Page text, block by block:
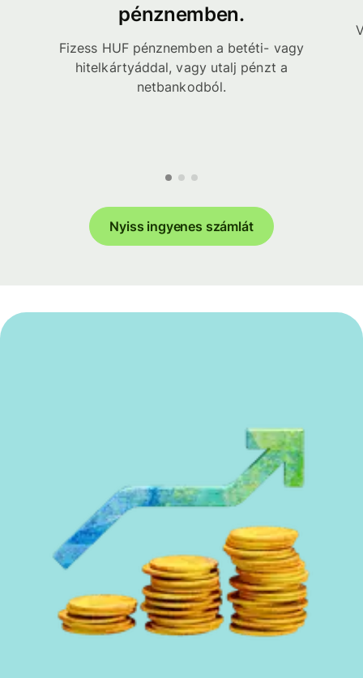
pénznemben.
Fizess HUF pénznemben a betéti- vagy
hitelkártyáddal, vagy utalj pénzt a
netbankodból.
Nyiss ingyenes számlát